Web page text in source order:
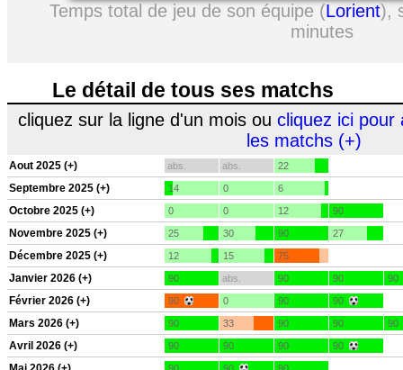
Temps total de jeu de son équipe (Lorient),
minutes
Le détail de tous ses matchs
cliquez sur la ligne d'un mois ou cliquez ici pour
les matchs (+)
Aout 2025 (+) abs. abs. 22
Septembre 2025 (+) 14 0 6
Octobre 2025 (+) 0 0 12 90
Novembre 2025 (+) 25 30 90 27
Décembre 2025 (+) 12 15 75
Janvier 2026 (+) 90 abs. 90 90 90
Février 2026 (+) 90 0 90 90
Mars 2026 (+) 90 33 90 90 90
Avril 2026 (+) 90 90 90 90